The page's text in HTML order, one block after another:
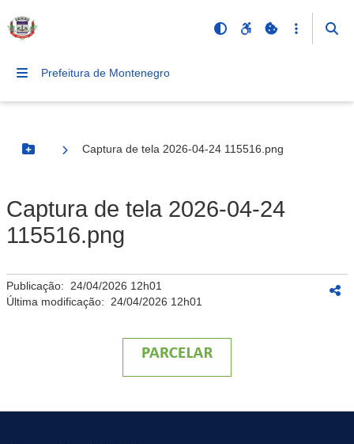
Prefeitura de Montenegro
Botão Menu
Captura de tela 2026-04-24 115516.png
Captura de tela 2026-04-24
115516.png
Publicação: 24/04/2026 12h01
Última modificação: 24/04/2026 12h01